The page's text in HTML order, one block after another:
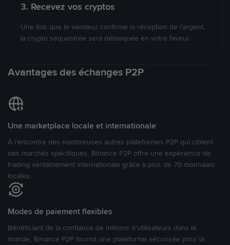
3. Recevez vos cryptos
Une fois que le vendeur confirme la réception de l’argent,
la crypto séquestrée sera débloquée en votre faveur.
Avantages des échanges P2P
Une marketplace locale et internationale
À l’encontre des nombreuses autres plateformes P2P qui ciblent
des marchés spécifiques, Binance P2P offre une expérience de
trading véritablement internationale grâce à plus de 70 monnaies
locales.
Modes de paiement flexibles
Bénéficiant de la confiance de millions d’utilisateurs dans le
monde, Binance P2P fournit une plateforme sécurisée pour la